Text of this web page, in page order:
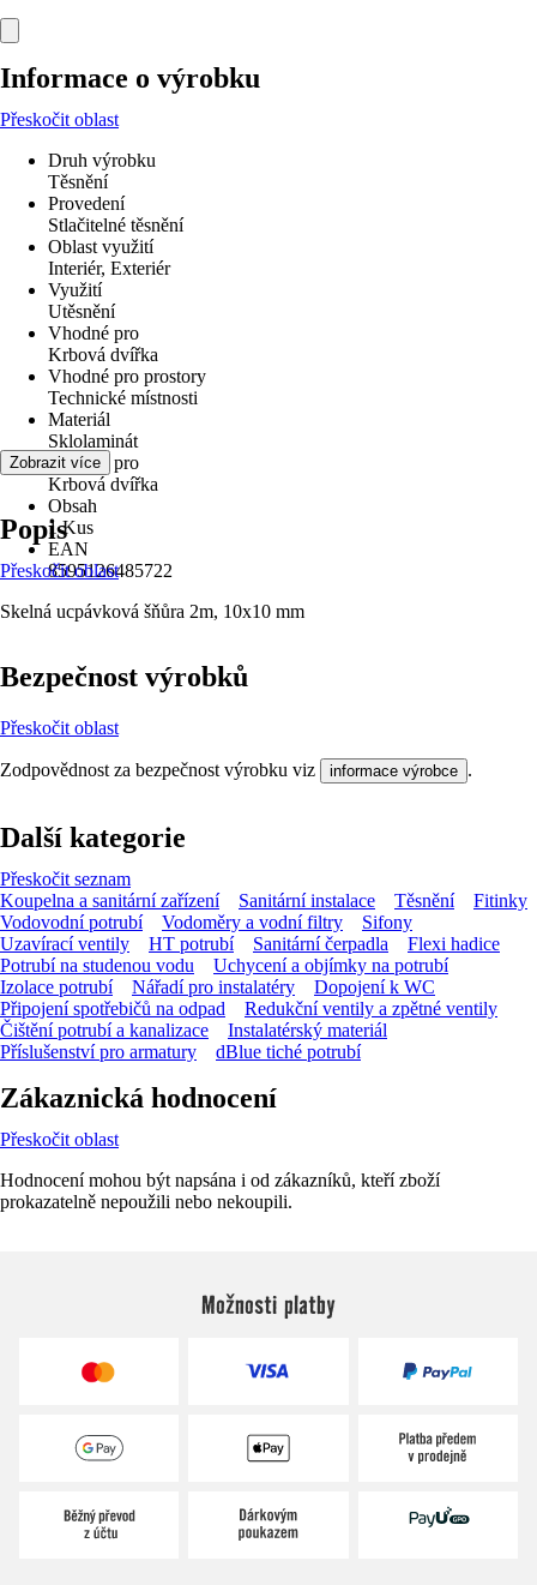
Informace o výrobku
Přeskočit oblast
Druh výrobku
Těsnění
Provedení
Stlačitelné těsnění
Oblast využití
Interiér, Exteriér
Využití
Utěsnění
Vhodné pro
Krbová dvířka
Vhodné pro prostory
Technické místnosti
Materiál
Sklolaminát
Vhodné pro
Krbová dvířka
Obsah
1 Kus
EAN
8595126485722
Zobrazit více
Popis
Přeskočit oblast
Skelná ucpávková šňůra 2m, 10x10 mm
Bezpečnost výrobků
Přeskočit oblast
Zodpovědnost za bezpečnost výrobku viz informace výrobce .
Další kategorie
Přeskočit seznam
Koupelna a sanitární zařízení
Sanitární instalace Těsnění
Fitinky
Vodovodní potrubí
Vodoměry a vodní filtry
Sifony
Uzavírací ventily
HT potrubí Sanitární čerpadla
Flexi hadice
Potrubí na studenou vodu
Uchycení a objímky na potrubí
Izolace potrubí
Nářadí pro instalatéry
Dopojení k WC
Připojení spotřebičů na odpad
Redukční ventily a zpětné ventily
Čištění potrubí a kanalizace
Instalatérský materiál
Příslušenství pro armatury
dBlue tiché potrubí
Zákaznická hodnocení
Přeskočit oblast
Hodnocení mohou být napsána i od zákazníků, kteří zboží
prokazatelně nepoužili nebo nekoupili.
Možnosti platby